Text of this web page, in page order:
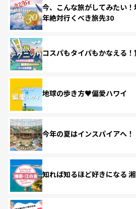
今、こんな旅がしてみたい
年絶対行くべき旅先30
コスパもタイパもかなえる
地球の歩き方♥偏愛ハワイ
今年の夏はインスパイアへ！
知れば知るほど好きになる